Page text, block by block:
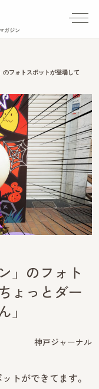
ガジン
のフォトスポットが登場して
」のフォト
ょっとダー
」
神戸ジャーナル
トができてます。